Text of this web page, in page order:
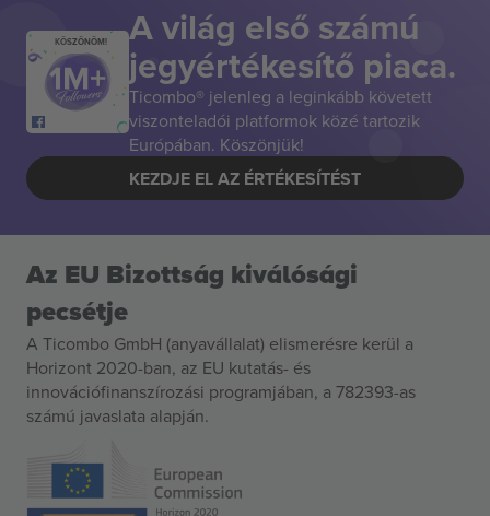
KÖSZÖNÖM! A világ első számú
jegyértékesítő piaca.
Ticombo® jelenleg a leginkább követett
viszonteladói platformok közé tartozik
Európában. Köszönjük!
KEZDJE EL AZ ÉRTÉKESÍTÉST
Az EU Bizottság kiválósági
pecsétje
A Ticombo GmbH (anyavállalat) elismerésre kerül a
Horizont 2020-ban, az EU kutatás- és
innovációfinanszírozási programjában, a 782393-as
számú javaslata alapján.